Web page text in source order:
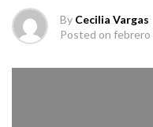
By Cecilia Vargas
Posted on febrero